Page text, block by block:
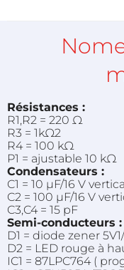
Résistances :
R1,R2 = 220 Ω
R3 = 1kΩ2
R4 = 100 kΩ
P1 = ajustable 10 kΩ
Condensateurs :
C1 = 10 µF/16 V
C2 = 100 µF/16 V
C3,C4 = 15 pF
Semi-conducteurs :
D1 = diode zener
D2 = LED rouge à
IC1 = 87LPC764 (